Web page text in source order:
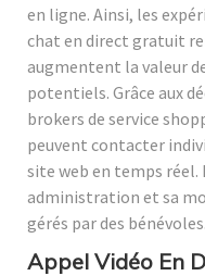
en ligne. Ainsi, les
chat en direct gratuit
augmentent la valeur
potentiels. Grâce aux
brokers de service
peuvent contacter
site web en temps réel.
administration et sa
gérés par des bénévoles.
Appel Vidéo En